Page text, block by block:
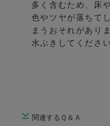
多く含むため、床
色やツヤが落ちて
まうおそれがあり
水ぶきしてください
関連するＱ＆Ａ